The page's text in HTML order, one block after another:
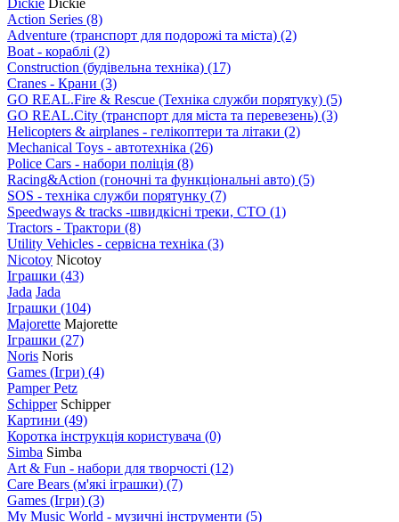
Dickie Dickie
Action Series (8)
Adventure (транспорт для подорожі та міста) (2)
Boat - кораблі (2)
Construction (будівельна техніка) (17)
Cranes - Крани (3)
GO REAL.Fire & Rescue (Техніка служби порятуку) (5)
GO REAL.City (транспорт для міста та перевезень) (3)
Helicopters & airplanes - гелікоптери та літаки (2)
Mechanical Toys - автотехніка (26)
Police Cars - набори поліція (8)
Racing&Action (гоночні та функціональні авто) (5)
SOS - техніка служби порятунку (7)
Speedways & tracks -швидкісні треки, СТО (1)
Tractors - Трактори (8)
Utility Vehicles - сервісна техніка (3)
Nicotoy Nicotoy
Іграшки (43)
Jada Jada
Іграшки (104)
Majorette Majorette
Іграшки (27)
Noris Noris
Games (Ігри) (4)
Pamper Petz
Schipper Schipper
Картини (49)
Коротка інструкція користувача (0)
Simba Simba
Art & Fun - набори для творчості (12)
Care Bears (м'які іграшки) (7)
Games (Ігри) (3)
My Music World - музичні інструменти (5)